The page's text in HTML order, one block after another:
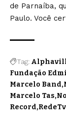
de Parnaíba,
Paulo. Você
Tag:
Fundação
Marcelo Band
Marcelo Tas
Record RedeTv